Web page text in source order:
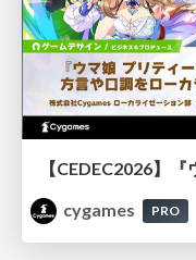
cygames
PRO